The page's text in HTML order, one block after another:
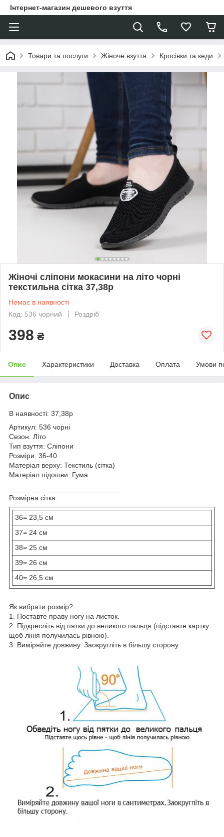
Інтернет-магазин дешевого взуття
Товари та послуги Жіноче взуття Кросівки та кеди
Жіночі сліпони мокасини на літо чорні
текстильна сітка 37,38р
Немає в наявності
Код: 536 чорний
Роздріб
398 ₴
Опис Характеристики Доставка Оплата Умови
Опис
В наявності: 37,38р
Артикул: 536 чорні
Сезон: Літо
Тип взуття: Сліпони
Розміри: 36-40
Матеріал верху: Текстиль (сітка)
Матеріал підошви: Гума
Розмірна сітка:
36= 23,5 см
37= 24 см
38= 25 см
39= 26 см
40= 26,5 см
Як вибрати розмір?
1. Поставте праву ногу на листок.
2. Підкресліть від пятки до великого пальця (підставте картку
щоб лінія получилась рівною).
3. Виміряйте довжину. Заокругліть в більшу сторону.